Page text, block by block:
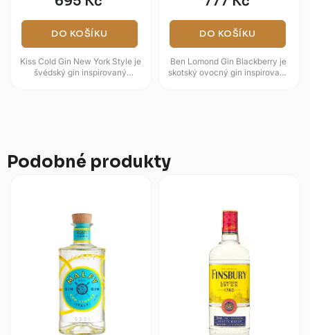
DO KOŠÍKU
Kiss Cold Gin New York Style je
švédský gin inspirovaný
DO KOŠÍKU
Ben Lomond Gin Blackberry je
skotský ovocný gin inspirovaný
Podobné produkty